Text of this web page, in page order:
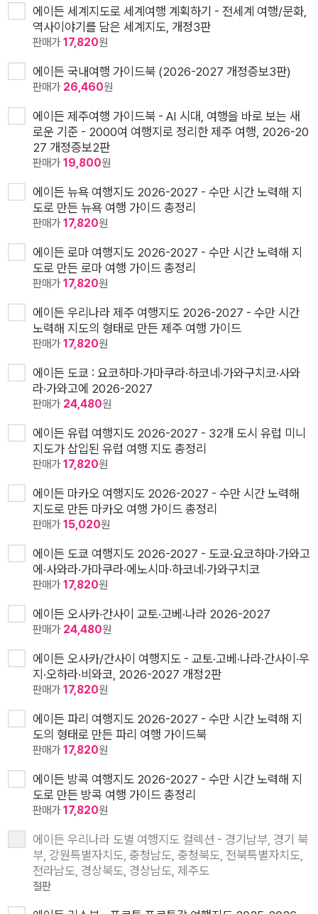
에이든 세계지도로 세계여행 계획하기 - 전세계 여행/문화,
역사이야기를 담은 세계지도, 개정3판
판매가17,820원
에이든 국내여행 가이드북 (2026-2027 개정증보3판)
판매가 26,460원
에이든 제주여행 가이드북 - AI 시대, 여행을 바로 보는 새
로운 기준 - 2000여 여행지로 정리한 제주 여행, 2026-20
27 개정증보2판
판매가19,800원
에이든 뉴욕 여행지도 2026-2027 - 수만 시간 노력해 지
도로 만든 뉴욕 여행 가이드 총정리
판매가17,820원
에이든 로마 여행지도 2026-2027 - 수만 시간 노력해 지
도로 만든 로마 여행 가이드 총정리
판매가17,820원
에이든 우리나라 제주 여행지도 2026-2027 - 수만 시간
노력해 지도의 형태로 만든 제주 여행 가이드
판매가17,820원
에이든 도쿄 : 요코하마·가마쿠라·하코네·가와구치코·사와
라·가와고에 2026-2027
판매가 24,480원
에이든 유럽 여행지도 2026-2027 - 32개 도시 유럽 미니
지도가 삽입된 유럽 여행 지도 총정리
판매가17,820원
에이든 마카오 여행지도 2026-2027 - 수만 시간 노력해
지도로 만든 마카오 여행 가이드 총정리
판매가15,020원
에이든 도쿄 여행지도 2026-2027 - 도쿄·요코하마·가와고
에·사와라·가마쿠라·에노시마·하코네·가와구치코
판매가17,820원
에이든 오사카·간사이 교토·고베·나라 2026-2027
판매가 24,480원
에이든 오사카/간사이 여행지도 - 교토·고베·나라·간사이·우
지·오하라·비와코, 2026-2027 개정2판
판매가17,820원
에이든 파리 여행지도 2026-2027 - 수만 시간 노력해 지
도의 형태로 만든 파리 여행 가이드북
판매가17,820원
에이든 방콕 여행지도 2026-2027 - 수만 시간 노력해 지
도로 만든 방콕 여행 가이드 총정리
판매가17,820원
에이든 우리나라 도별 여행지도 컬렉션 - 경기남부, 경기 북
부, 강원특별자치도, 충청남도, 충청북도, 전북특별자치도,
전라남도, 경상북도, 경상남도, 제주도
절판